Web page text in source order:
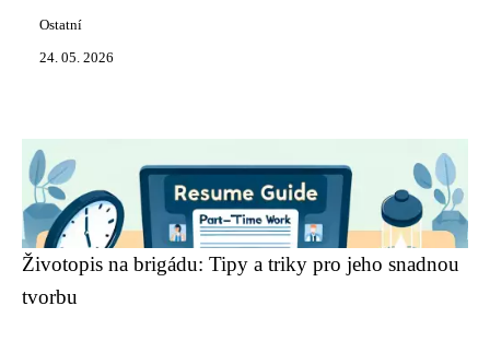
Ostatní
24. 05. 2026
Životopis na brigádu: Tipy a triky pro jeho snadnou
tvorbu